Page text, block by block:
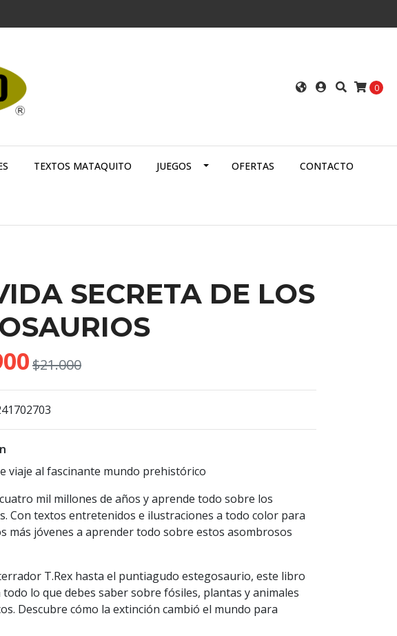
0
TEXTOS MATAQUITO JUEGOS OFERTAS CONTACTO
SECRETA DE LOS
$21.000
viaje al fascinante mundo prehistórico
mil millones de años y aprende todo sobre los
Con textos entretenidos e ilustraciones a todo color para
más jóvenes a aprender todo sobre estos asombrosos
T.Rex hasta el puntiagudo estegosaurio, este libro
lo que debes saber sobre fósiles, plantas y animales
Descubre cómo la extinción cambió el mundo para